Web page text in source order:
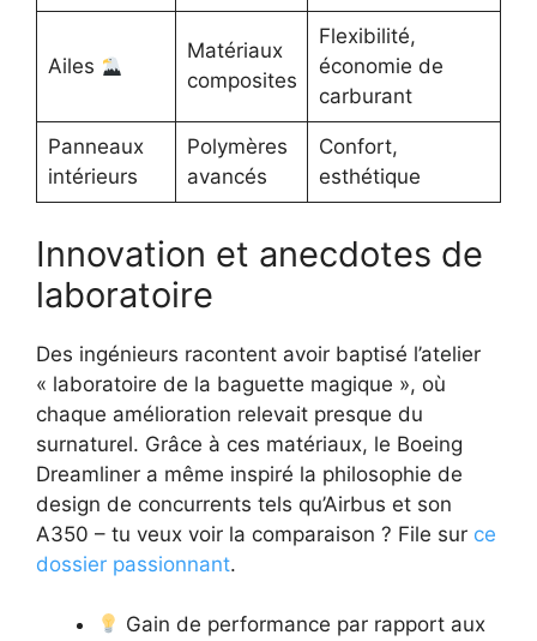
Ailes
Matériaux
composites
Flexibilité,
économie de
carburant
Panneaux
intérieurs
Polymères
avancés
Confort,
esthétique
Innovation et anecdotes de
laboratoire
Des ingénieurs racontent avoir baptisé l’atelier
« laboratoire de la baguette magique », où
chaque amélioration relevait presque du
surnaturel. Grâce à ces matériaux, le Boeing
Dreamliner a même inspiré la philosophie de
design de concurrents tels qu’Airbus et son
A350 – tu veux voir la comparaison ? File sur ce
dossier passionnant.
Gain de performance par rapport aux